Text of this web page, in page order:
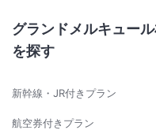
グランドメルキュー
を探す
新幹線・JR付きプラン
航空券付きプラン